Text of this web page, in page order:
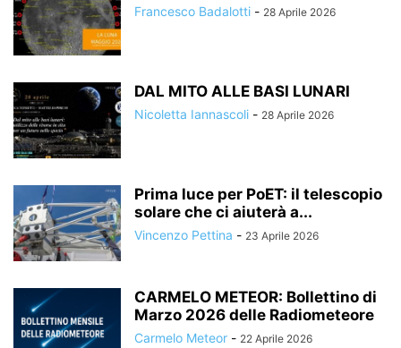
Francesco Badalotti - 28 Aprile 2026
DAL MITO ALLE BASI LUNARI
Nicoletta Iannascoli - 28 Aprile 2026
Prima luce per PoET: il telescopio
solare che ci aiuterà a...
Vincenzo Pettina - 23 Aprile 2026
CARMELO METEOR: Bollettino di
Marzo 2026 delle Radiometeore
Carmelo Meteor - 22 Aprile 2026